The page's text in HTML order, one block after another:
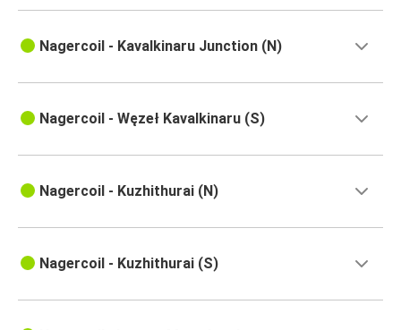
Nagercoil - Kavalkinaru Junction (N)
Nagercoil - Węzeł Kavalkinaru (S)
Nagercoil - Kuzhithurai (N)
Nagercoil - Kuzhithurai (S)